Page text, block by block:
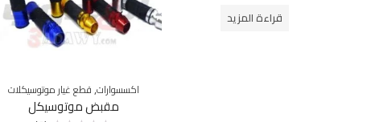
قراءة المزيد
اكسسوارات,قطع غيار موتوسيكلات
مقبض موتوسيكل